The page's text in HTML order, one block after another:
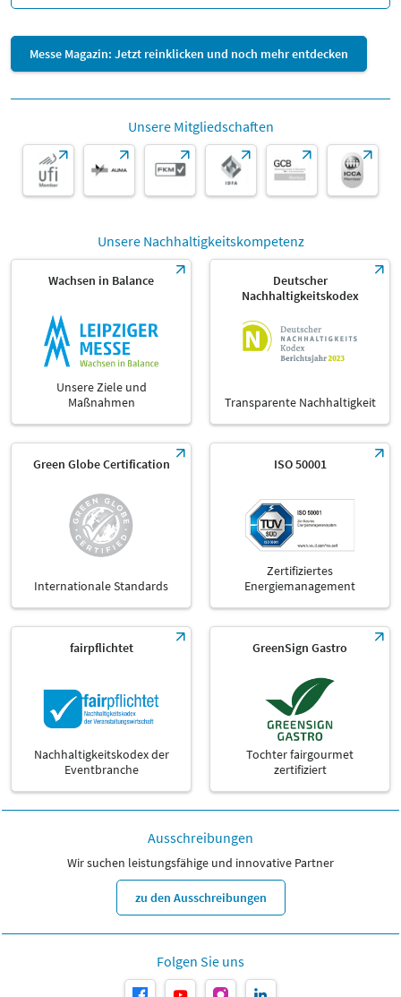
Messe Magazin: Jetzt reinklicken und noch mehr entdecken
Unsere Mitgliedschaften
Unsere Nachhaltigkeitskompetenz
Wachsen in Balance
Unsere Ziele und
Maßnahmen
Deutscher
Nachhaltigkeitskodex
Transparente Nachhaltigkeit
Green Globe Certification
Internationale Standards
ISO 50001
Zertifiziertes
Energiemanagement
fairpflichtet
Nachhaltigkeitskodex der
Eventbranche
GreenSign Gastro
Tochter fairgourmet
zertifiziert
Ausschreibungen
Wir suchen leistungsfähige und innovative Partner
zu den Ausschreibungen
Folgen Sie uns